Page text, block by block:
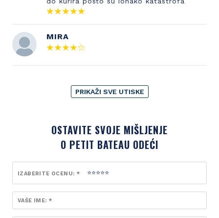
MIRA
PRIKAŽI SVE UTISKE
OSTAVITE SVOJE MIŠLJENJE
O PETIT BATEAU ODEĆI
IZABERITE OCENU: *
VAŠE IME: *